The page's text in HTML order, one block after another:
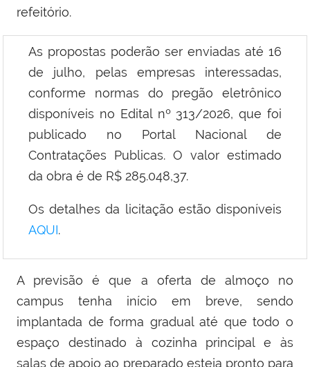
refeitório.
As propostas poderão ser enviadas até 16
de julho, pelas empresas interessadas,
conforme normas do pregão eletrônico
disponíveis no Edital nº 313/2026, que foi
publicado no Portal Nacional de
Contratações Publicas. O valor estimado
da obra é de R$ 285.048,37.
Os detalhes da licitação estão disponíveis
AQUI.
A previsão é que a oferta de almoço no
campus tenha início em breve, sendo
implantada de forma gradual até que todo o
espaço destinado à cozinha principal e às
salas de apoio ao preparado esteja pronto para